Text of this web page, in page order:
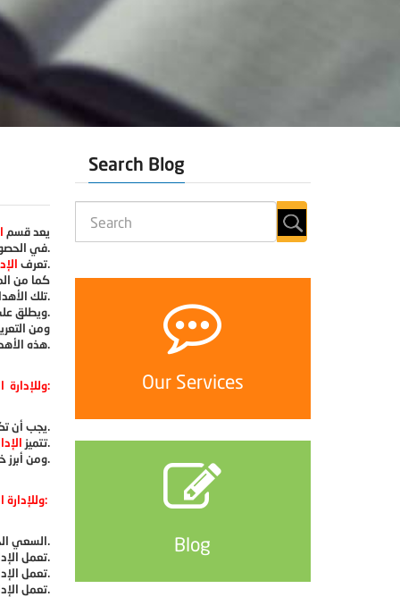
Search Blog
Our Services
Blog
يعد قسم
في الحصول على رسالة ماجستير في الأصول التربوية.
تعرفبأنها مجموعة من العمليات المتكاملة مع بعضها البعض، والتي تم بناؤها على أسس من التخطيط والتنظيم، والتوجيه والمراقبة.
كما من
تلك الأهداف وتحقيقها.
ويطلقاسم الإدارة التعليمية أو المدرسية، وتعرف بأنها عميلة قيادة الناس وتوجيههم نحو تحقيق هدف معين.
ومن
هذه الأهداف وذلك من خلال وضع البرامج والتنظيمات الهيكلية، وإيجاد الوظائف الإدارية، وإجراء التدريبات التي ستعمل للوصول إلى الأهداف التربوية.
وللإدارة التربوية مجموعة من الخصائص ومن أبرز هذه الخصائص ما يلي:
يجب أن تكون الإدارة التربوية متناسبة مع سياسة البلاد والفلسفة الاجتماعية.
تتميزبالمرونة الكبيرة والسهولة، وذلك نظرا لبعدها عن القواعد الثابتة، وقدرتها على التكيف بحسب الظروف المحيطة بها.
ومن أبرز خصائص الإدارة التربوية فعاليتها العالية، وقدرتها على استخدام الإمكانات البشرية والمادية المميزة.
وللإدارة التربوية مجموعة من الأهداف التي تسعى لتحقيقها ومن أبرز هذه الأهداف:
السعي الحثيث والجدي من أجل تحقيق أهداف التربية بالدرجة الأولى، ومن ثم تحقيق أهداف التعليم.
تعمل الإدارة التربوية على تنسيق وتنظيم الأعمال الإدارية والفنية في المؤسسة التربوية وذلك من خلال تنسيق العمل بين العاملين ضمن إطار المؤسسة.
تعمل الإدارة التربوية على تعزيز روح الانتماء إلى المؤسسة بحيث تجعل الشخص يقدم أقصى جهد ممكن في سبيل تطوير العمل.
تعمل الإدارة التربوية على رفع الكفاءة الإنتاجية للعمال، وذلك من خلال توجيه استعمال الطاقة البشرية والمادية بشكل عقلاني وعملي.